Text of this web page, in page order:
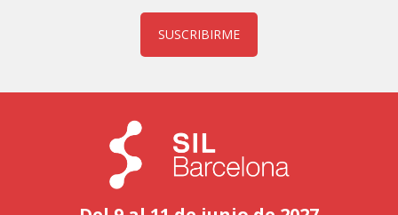
SUSCRIBIRME